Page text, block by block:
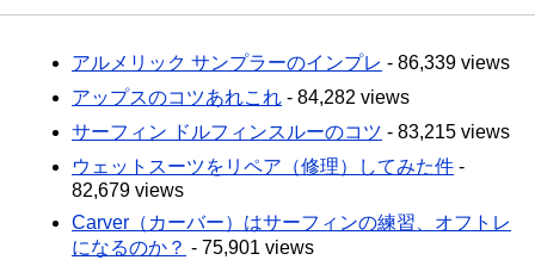
アルメリック サンプラーのインプレ - 86,339 views
アップスのコツあれこれ - 84,282 views
サーフィン ドルフィンスルーのコツ - 83,215 views
ウェットスーツをリペア（修理）してみた件 -
82,679 views
Carver（カーバー）はサーフィンの練習、オフトレ
になるのか？ - 75,901 views